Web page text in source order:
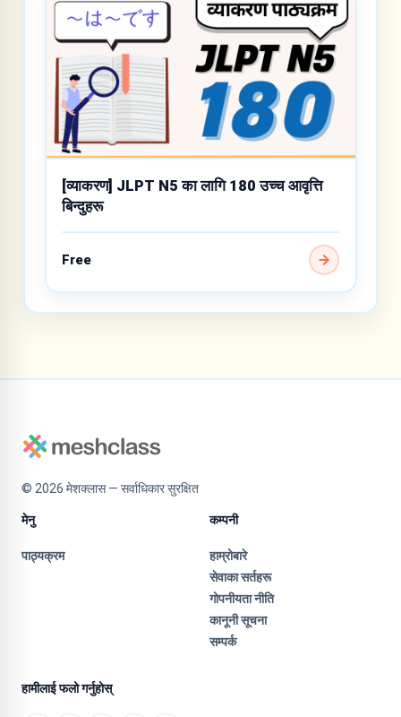
[व्याकरण] JLPT N5 का लागि 180 उच्च आवृत्ति
बिन्दुहरू
Free
© 2026 मेशक्लास — सर्वाधिकार सुरक्षित
मेनु
पाठ्यक्रम
कम्पनी
हाम्रोबारे
सेवाका सर्तहरू
गोपनीयता नीति
कानूनी सूचना
सम्पर्क
हामीलाई फलो गर्नुहोस्